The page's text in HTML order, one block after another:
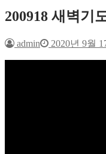
200918 새벽기
admin 2020년 9월